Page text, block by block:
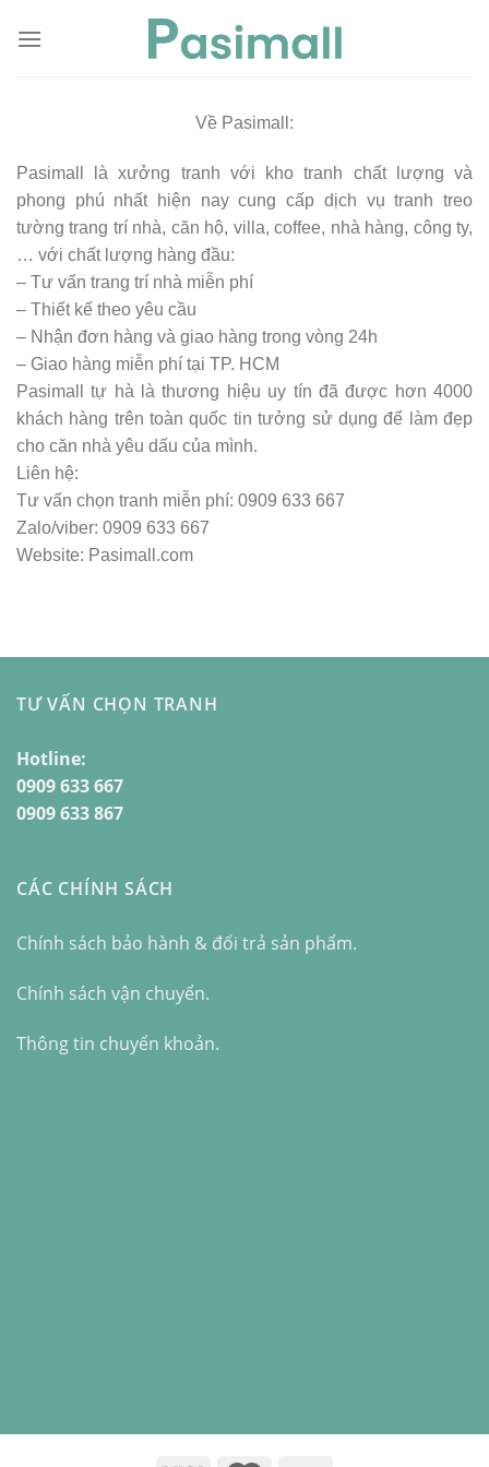
Về Pasimall:
Pasimall là xưởng tranh với kho tranh chất lượng và
phong phú nhất hiện nay cung cấp dịch vụ tranh treo
tường trang trí nhà, căn hộ, villa, coffee, nhà hàng, công ty,
… với chất lượng hàng đầu:
– Tư vấn trang trí nhà miễn phí
– Thiết kế theo yêu cầu
– Nhận đơn hàng và giao hàng trong vòng 24h
– Giao hàng miễn phí tại TP. HCM
Pasimall tự hà là thương hiệu uy tín đã được hơn 4000
khách hàng trên toàn quốc tin tưởng sử dụng để làm đẹp
cho căn nhà yêu dấu của mình.
Liên hệ:
Tư vấn chọn tranh miễn phí: 0909 633 667
Zalo/viber: 0909 633 667
Website: Pasimall.com
TƯ VẤN CHỌN TRANH
Hotline:
0909 633 667
0909 633 867
CÁC CHÍNH SÁCH
Chính sách bảo hành & đổi trả sản phẩm.
Chính sách vận chuyển.
Thông tin chuyển khoản.